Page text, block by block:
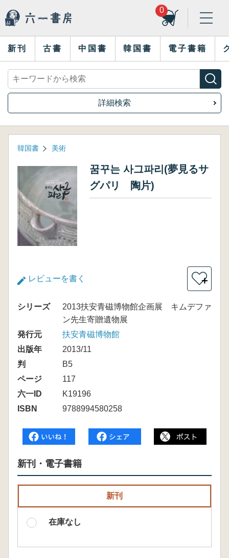
0
新刊 古書 中国書 韓国書 電子書籍
詳細検索
韓国書 美術
꿈꾸는 사그파리(夢見るサ
グパリ 陶片)
レビューを書く ＋
シリーズ
2013扶安青磁博物館企画展 キムデファ
ン先生寄贈遺物展
発行元
扶安青磁博物館
出版年
2013/11
判
B5
ページ
117
六一ID
K19196
ISBN
9788994580258
新刊・電子書籍
新刊
在庫なし